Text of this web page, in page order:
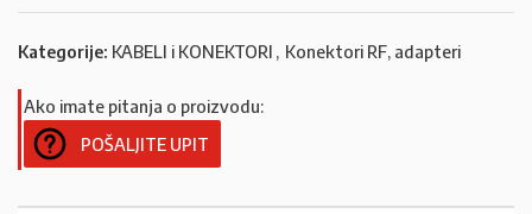
Kategorije: KABELI i KONEKTORI , Konektori RF, adapteri
Ako imate pitanja o proizvodu:
POŠALJITE UPIT